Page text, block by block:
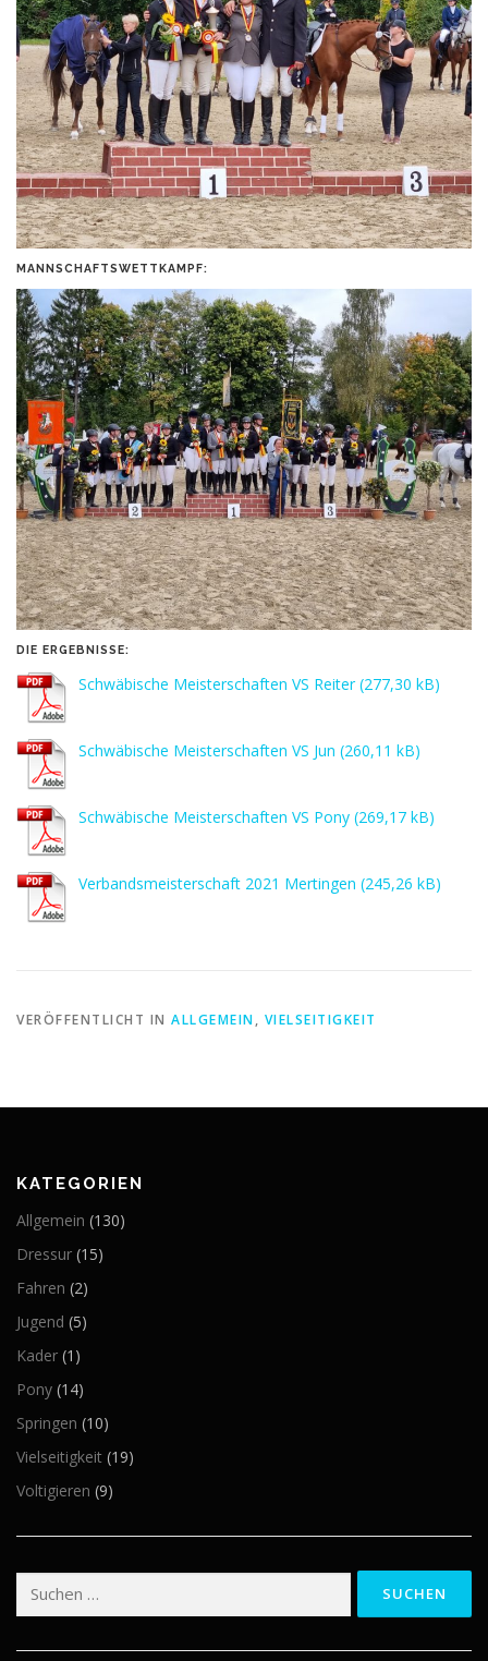
MANNSCHAFTSWETTKAMPF:
DIE ERGEBNISSE:
Schwäbische Meisterschaften VS Reiter
Schwäbische Meisterschaften VS Jun
Schwäbische Meisterschaften VS Pony
Verbandsmeisterschaft 2021 Mertingen
VERÖFFENTLICHT IN ALLGEMEIN, VIELSEITIGKEIT
KATEGORIEN
Allgemein (130)
Dressur (15)
Fahren (2)
Jugend (5)
Kader (1)
Pony (14)
Springen (10)
Vielseitigkeit (19)
Voltigieren (9)
Suchen